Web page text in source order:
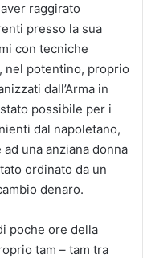
raggirato
presso la sua
con tecniche
nel potentino, proprio
dall’Arma in
possibile per i
dal napoletano,
una anziana donna
ordinato da un
denaro.
poche ore della
tam – tam tra